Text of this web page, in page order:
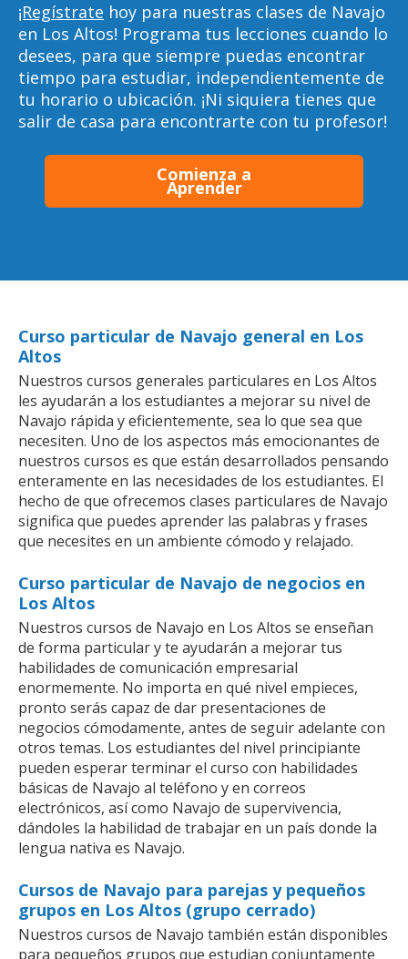
¡Regístrate hoy para nuestras clases de Navajo
en Los Altos! Programa tus lecciones cuando lo
desees, para que siempre puedas encontrar
tiempo para estudiar, independientemente de
tu horario o ubicación. ¡Ni siquiera tienes que
salir de casa para encontrarte con tu profesor!
Comienza a
Aprender
Curso particular de Navajo general en Los
Altos
Nuestros cursos generales particulares en Los Altos
les ayudarán a los estudiantes a mejorar su nivel de
Navajo rápida y eficientemente, sea lo que sea que
necesiten. Uno de los aspectos más emocionantes de
nuestros cursos es que están desarrollados pensando
enteramente en las necesidades de los estudiantes. El
hecho de que ofrecemos clases particulares de Navajo
significa que puedes aprender las palabras y frases
que necesites en un ambiente cómodo y relajado.
Curso particular de Navajo de negocios en
Los Altos
Nuestros cursos de Navajo en Los Altos se enseñan
de forma particular y te ayudarán a mejorar tus
habilidades de comunicación empresarial
enormemente. No importa en qué nivel empieces,
pronto serás capaz de dar presentaciones de
negocios cómodamente, antes de seguir adelante con
otros temas. Los estudiantes del nivel principiante
pueden esperar terminar el curso con habilidades
básicas de Navajo al teléfono y en correos
electrónicos, así como Navajo de supervivencia,
dándoles la habilidad de trabajar en un país donde la
lengua nativa es Navajo.
Cursos de Navajo para parejas y pequeños
grupos en Los Altos (grupo cerrado)
Nuestros cursos de Navajo también están disponibles
para pequeños grupos que estudian conjuntamente